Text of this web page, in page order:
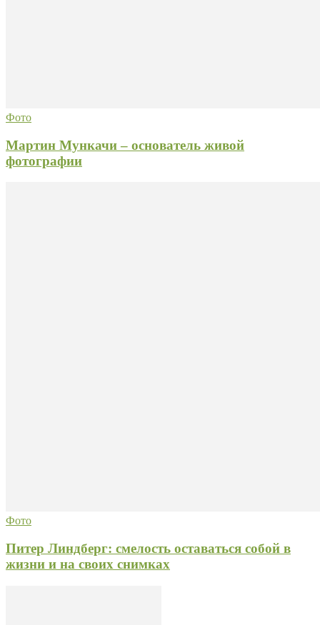
Фото
Мартин Мункачи – основатель живой
фотографии
Фото
Питер Линдберг: смелость оставаться собой в
жизни и на своих снимках